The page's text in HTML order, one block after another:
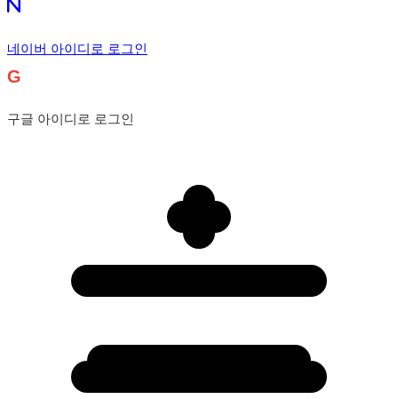
네이버 아이디로 로그인
G
구글 아이디로 로그인